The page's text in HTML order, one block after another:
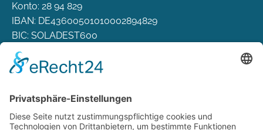
Konto: 28 94 829
IBAN: DE43600501010002894829
BIC: SOLADEST600
Rechtliches
Versand & Lieferung
Widerrufsbelehrung